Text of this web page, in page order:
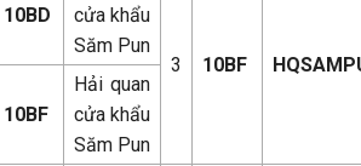
10BD
cửa khẩu
Săm Pun
3
10BF
10BF
Hải quan
cửa khẩu
Săm Pun